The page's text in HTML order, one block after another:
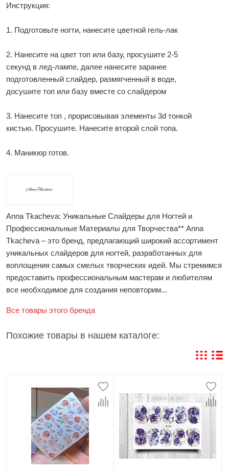
Инструкция:
1. Подготовьте ногти, нанесите цветной гель-лак
2. Нанесите на цвет топ или базу, просушите 2-5
секунд в лед-лампе, далее нанесите заранее
подготовленный слайдер, размягченный в воде,
досушите топ или базу вместе со слайдером
3. Нанесите топ , прорисовывая элементы 3d тонкой
кистью. Просушите. Нанесите второй слой топа.
4. Маникюр готов.
Anna Tkacheva: Уникальные Слайдеры для Ногтей и
Профессиональные Материалы для Творчества** Anna
Tkacheva – это бренд, предлагающий широкий ассортимент
уникальных слайдеров для ногтей, разработанных для
воплощения самых смелых творческих идей. Мы стремимся
предоставить профессиональным мастерам и любителям
все необходимое для создания неповторим...
Все товары этого бренда
Похожие товары в нашем каталоге: